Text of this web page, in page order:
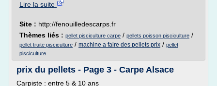
Lire la suite
Site : http://fenouilledescarps.fr
Thèmes liés : pellet pisciculture carpe / pellets poisson pisciculture /
pellet truite pisciculture / machine a faire des pellets prix / pellet
pisciculture
prix du pellets - Page 3 - Carpe Alsace
Carpiste : entre 5 & 10 ans